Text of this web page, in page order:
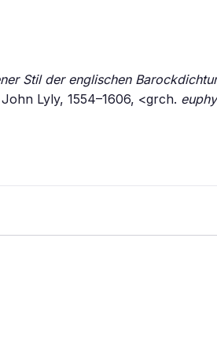
Stil der englischen
Lyly, 1554–1606, <grch.